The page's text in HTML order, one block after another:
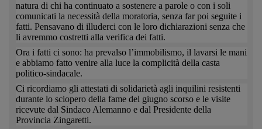
natura di chi ha continuato a sostenere a parole o con i soli
comunicati la necessità della moratoria, senza far poi seguite i
fatti. Pensavano di illuderci con le loro dichiarazioni senza che
li avremmo costretti alla verifica dei fatti.
Ora i fatti ci sono: ha prevalso l’immobilismo, il lavarsi le mani
e abbiamo fatto venire alla luce la complicità della casta
politico-sindacale.
Ci ricordiamo gli attestati di solidarietà agli inquilini resistenti
durante lo sciopero della fame del giugno scorso e le visite
ricevute dal Sindaco Alemanno e dal Presidente della
Provincia Zingaretti.